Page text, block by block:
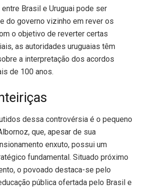
Brasil e Uruguai pode ser
do governo vizinho em rever os
o objetivo de reverter certas
as autoridades uruguaias têm
a interpretação dos acordos
de 100 anos.
dessa controvérsia é o pequeno
que, apesar de sua
enxuto, possui um
fundamental. Situado próximo
o povoado destaca-se pelo
pública ofertada pelo Brasil e